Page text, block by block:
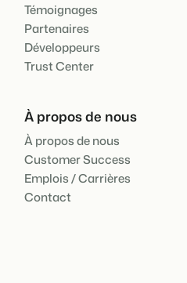
Témoignages
Partenaires
Développeurs
Trust Center
À propos de nous
À propos de nous
Customer Success
Emplois / Carrières
Contact